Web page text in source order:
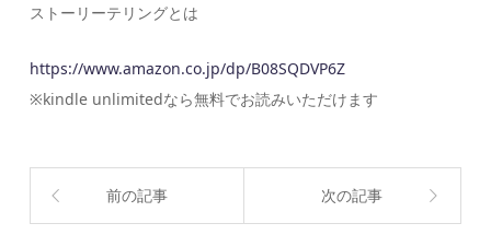
ストーリーテリングとは
https://www.amazon.co.jp/dp/B08SQDVP6Z
※kindle unlimitedなら無料でお読みいただけます
前の記事 次の記事